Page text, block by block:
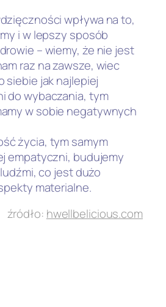
wpływa na to,
i w lepszy sposób
– wiemy, że nie jest
raz na zawsze, wiec
siebie jak najlepiej
do wybaczania, tym
w sobie negatywnych
życia, tym samym
empatyczni, budujemy
co jest dużo
materialne.
źródło: hwellbelicious.com